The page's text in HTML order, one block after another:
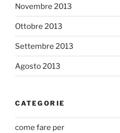
Novembre 2013
Ottobre 2013
Settembre 2013
Agosto 2013
CATEGORIE
come fare per